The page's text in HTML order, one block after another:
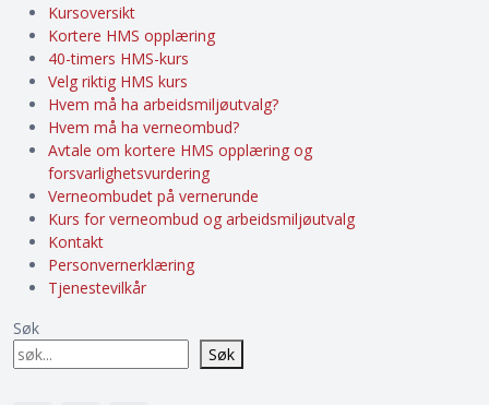
Kursoversikt
Kortere HMS opplæring
40-timers HMS-kurs
Velg riktig HMS kurs
Hvem må ha arbeidsmiljøutvalg?
Hvem må ha verneombud?
Avtale om kortere HMS opplæring og
forsvarlighetsvurdering
Verneombudet på vernerunde
Kurs for verneombud og arbeidsmiljøutvalg
Kontakt
Personvernerklæring
Tjenestevilkår
Søk
Søk